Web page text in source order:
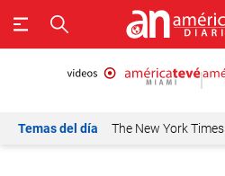
Temas del día The New York Times